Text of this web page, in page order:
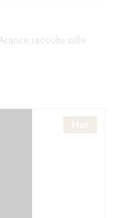
raccolte sulle
Hot